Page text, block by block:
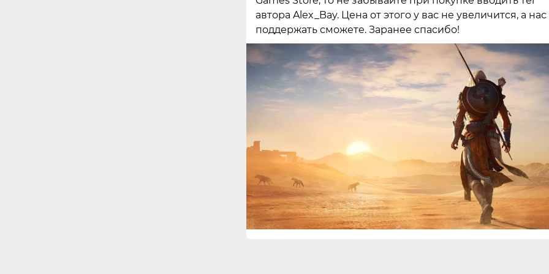
автора Alex_Bay. Цена от этого у вас не увеличится, а
поддержать сможете. Заранее спасибо!